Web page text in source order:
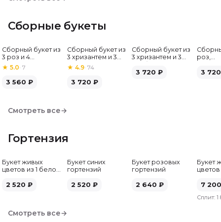
Сборные букеты
Сборный букет из
3 роз и 4
альстромерий
★ 5.0· 7
3 560 ₽
Хит
Сборный букет из
3 хризантем и 3
альстромерий
★ 4.9· 74
3 720 ₽
Сборный букет из
3 хризантем и 3
3 720 ₽
роз,
3 720
Смотреть все→
Гортензия
Букет живых
цветов из 1 белой
2 520 ₽
Букет синих
гортензий
2 520 ₽
Букет розовых
гортензий
2 640 ₽
Букет
7 200
Сплит: 1
Смотреть все→